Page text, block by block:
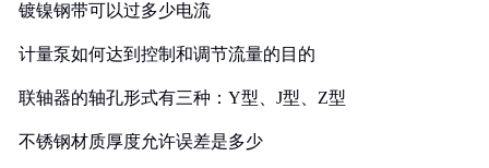
镀镍钢带可以过多少电流
计量泵如何达到控制和调节流量的目的
联轴器的轴孔形式有三种：Y型、J型、Z型
不锈钢材质厚度允许误差是多少